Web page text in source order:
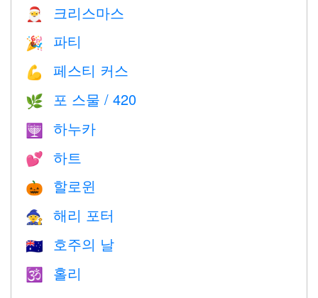
🎅 크리스마스
🎉 파티
💪 페스티 커스
🌿 포 스물 / 420
🕎 하누카
💕 하트
🎃 할로윈
🧙 해리 포터
🇦🇺 호주의 날
🕉 홀리